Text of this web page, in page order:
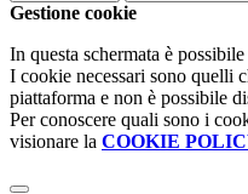
Gestione cookie
In questa schermata è
I cookie necessari sono quelli
piattaforma e non è possibile
Per conoscere quali sono i
visionare la COOKIE